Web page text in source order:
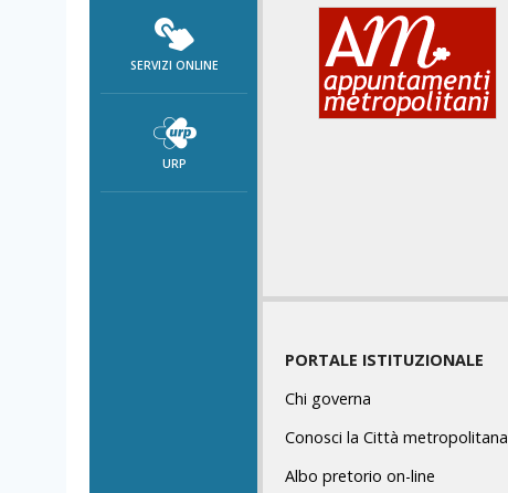
SERVIZI ONLINE
URP
PORTALE ISTITUZIONALE
Chi governa
Conosci la Città metropolitana
Albo pretorio on-line